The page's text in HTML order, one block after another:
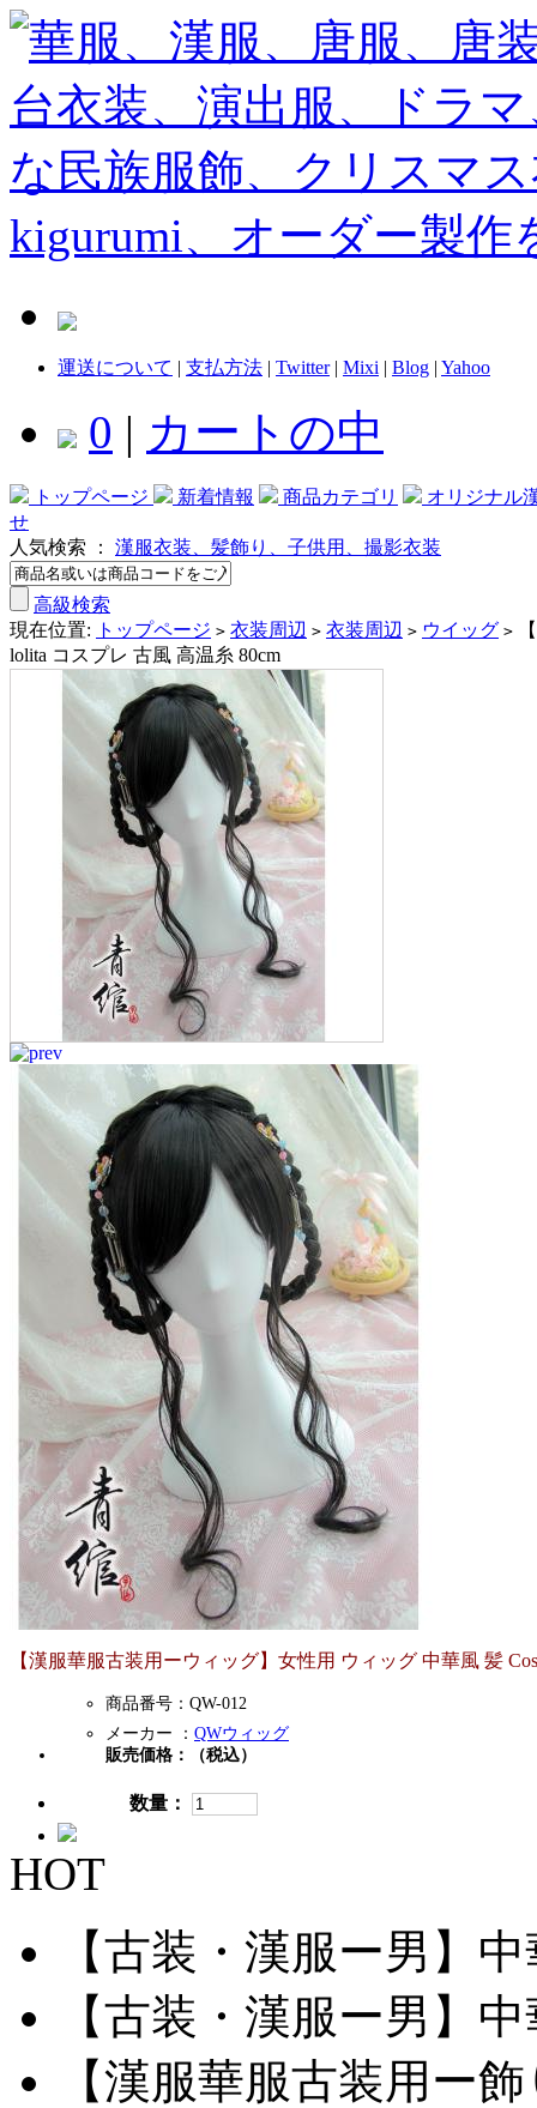
運送について | 支払方法 | Twitter| Mixi | Blog | Yahoo
0 | カートの中
トップページ 新着情報 商品カテゴリ
オリジナル
せ
人気検索 ： 漢服衣装、髪飾り、子供用、撮影衣装
高級検索
現在位置:
トップページ > 衣装周辺 > 衣装周辺 > ウイッグ >
lolita コスプレ 古風 高温糸 80cm
【漢服華服古装用ーウィッグ】女性用 ウィッグ 中華風 髪
商品番号：QW-012
メーカー ： QWウィッグ
販売価格：
（税込）
数量：
HOT
【古装・漢服ー男】
【古装・漢服ー男】
【漢服華服古装用ー